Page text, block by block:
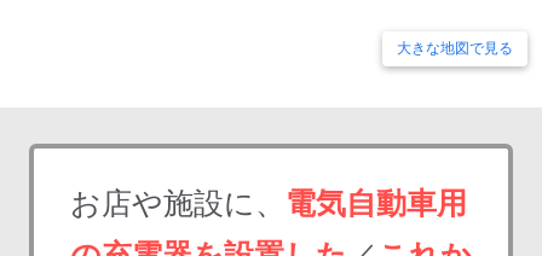
大きな地図で見る
お店や施設に、 電気自動車用